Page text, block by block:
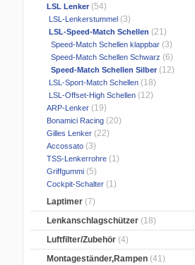
LSL Lenker (54)
LSL-Lenkerstummel (3)
LSL-Speed-Match Schellen (21)
Speed-Match Schellen klappbar (3)
Speed-Match Schellen Schwarz (6)
Speed-Match Schellen Silber (12)
LSL-Sport-Match Schellen (18)
LSL-Offset-High Schellen (12)
ARP-Lenker (19)
Bonamici Racing (20)
Gilles Lenker (22)
Accossato (3)
TSS-Lenkerrohre (1)
Griffgummi (5)
Cockpit-Schalter (1)
Laptimer (7)
Lenkanschlagschützer (18)
Luftfilter/Zubehör (4)
Montageständer,Rampen (41)